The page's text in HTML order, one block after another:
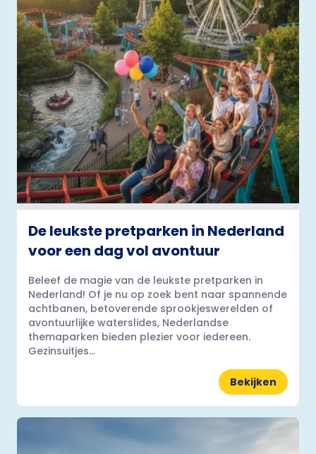
De leukste pretparken in Nederland
voor een dag vol avontuur
Beleef de magie van de leukste pretparken in
Nederland! Of je nu op zoek bent naar spannende
achtbanen, betoverende sprookjeswerelden of
avontuurlijke waterslides, Nederlandse
themaparken bieden plezier voor iedereen.
Gezinsuitjes...
Bekijken